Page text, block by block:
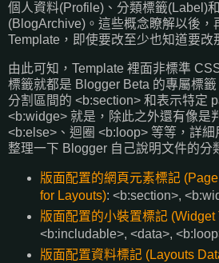
個人資料(Profile)、分類標籤(Label)
(BlogArchive)。這些概念瞭解以後，
Template，即使要改至少也知道要改
由此可知，Template 裡面非標準
標籤就都是 Blogger Beta 的專屬標
分割區間的 <b:section> 和表示特定
<b:widge> 就是，除此之外還有像是
<b:else>、迴圈 <b:loop> 等等，詳
整理一下 Blogger 自己說明文件的分
版面配置的網頁元素標記
for Layouts): <b:section>,
版面配置的小裝置標記 (Widget
<b:includable>, <data>,
版面配置資料標記 (Layouts